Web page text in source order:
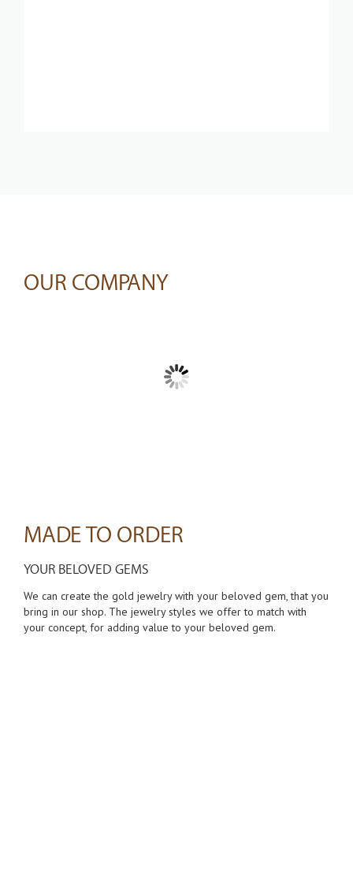
OUR COMPANY
MADE TO ORDER
YOUR BELOVED GEMS
We can create the gold jewelry with your beloved gem, that you
bring in our shop. The jewelry styles we offer to match with
your concept, for adding value to your beloved gem.